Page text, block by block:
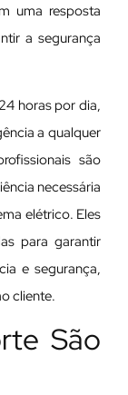
uma resposta
a segurança
horas por dia,
a qualquer
são
necessária
elétrico. Eles
para garantir
e segurança,
cliente.
São